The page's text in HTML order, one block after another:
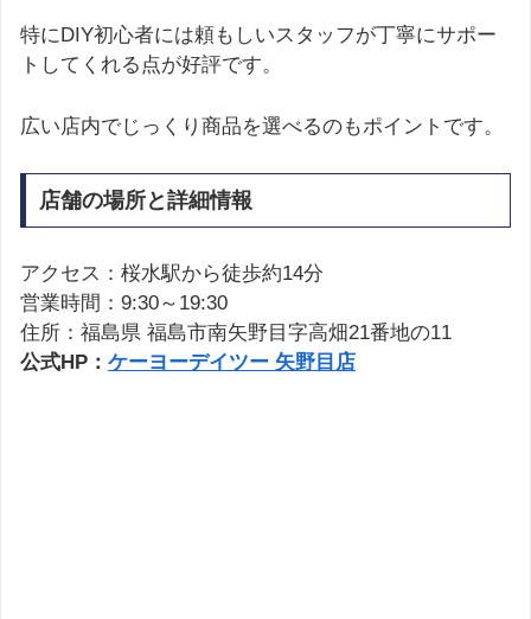
特にDIY初心者には頼もしいスタッフが丁寧にサポー
トしてくれる点が好評です。
広い店内でじっくり商品を選べるのもポイントです。
店舗の場所と詳細情報
アクセス：桜水駅から徒歩約14分
営業時間：9:30～19:30
住所：福島県 福島市南矢野目字高畑21番地の11
公式HP： ケーヨーデイツー 矢野目店